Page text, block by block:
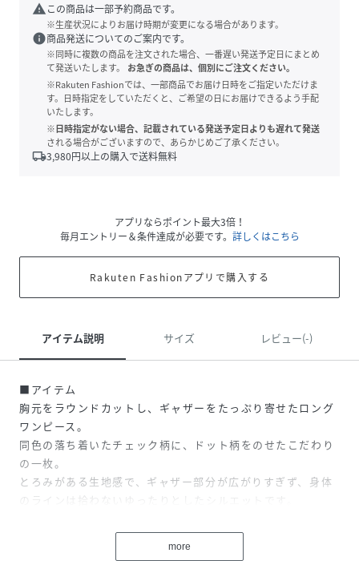
warning この商品は一部予約商品です。
※生産状況によりお届け時期が変更になる場合があります。
info商品発送についてのご案内です。
※同時に複数の商品を注文された場合、一番遅い発送予定日にまとめ
て発送いたします。
お急ぎの商品は、個別にご注文ください。
※Rakuten Fashionでは、一部商品でお届け日時をご指定いただけま
す。日時指定をしていただくと、ご希望の日にお届けできるよう手配
いたします。
※日時指定がない場合、記載されている発送予定日よりも遅れて発送
される場合がございますので、あらかじめご了承ください。
local_shipping3,980円以上の購入で送料無料
アプリならポイント最大3倍！
毎月エントリー＆条件達成が必要です。 詳しくはこちら
Rakuten Fashionアプリで購入する
アイテム説明 サイズ レビュー(-)
■アイテム
胸元をラウンドカットし、ギャザーをたっぷり寄せたロング
ワンピース。
同色の落ち着いたチェック柄に、ドット柄をのせたこだわり
の一枚。
とろみがある生地感で、ギャザー部分が広がりすぎず、身体
のラインは拾わないゆったりとしたシルエットです。
節に合わせて様々な着こなしが叶います。
more